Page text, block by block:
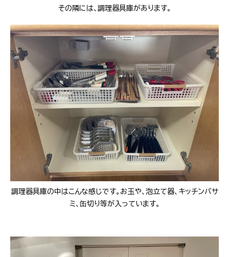
その隣には、調理器具庫があります。
調理器具庫の中はこんな感じです。お玉や、泡立て器、キッチンバサ
ミ、缶切り等が入っています。